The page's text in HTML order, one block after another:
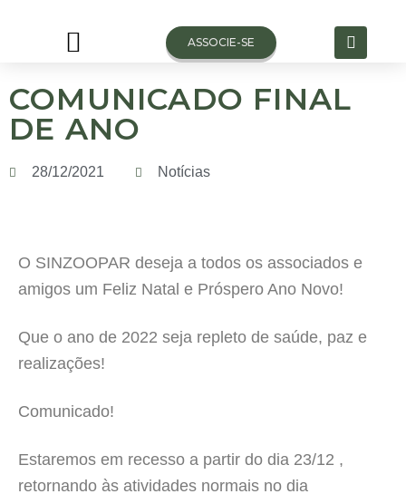
ASSOCIE-SE
COMUNICADO FINAL
DE ANO
28/12/2021 Notícias
O SINZOOPAR deseja a todos os associados e
amigos um Feliz Natal e Próspero Ano Novo!
Que o ano de 2022 seja repleto de saúde, paz e
realizações!
Comunicado!
Estaremos em recesso a partir do dia 23/12 ,
retornando às atividades normais no dia